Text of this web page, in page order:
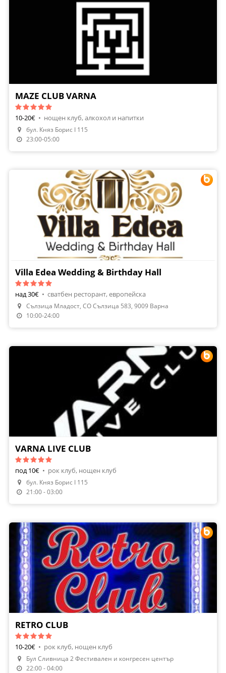
MAZE CLUB VARNA
10-20€ • нощен клуб, алкохол и напитки
бул. Княз Борис I 115
23:00-05:00
Направи Резервация
Villa Edea Wedding & Birthday Hall
над 30€ • сватбен ресторант, европейска
Сълзица Младост, СО Сълзица 583, 9009 Варна
10:00-24:00
Направи Резервация
VARNA LIVE CLUB
под 10€ • рок клуб, нощен клуб
бул. Княз Борис I 115
21:00 - 03:00
Направи Резервация
RETRO CLUB
10-20€ • рок клуб, нощен клуб
Бул Сливница 2 Фестивален и конгресен център
22:00 - 04:00